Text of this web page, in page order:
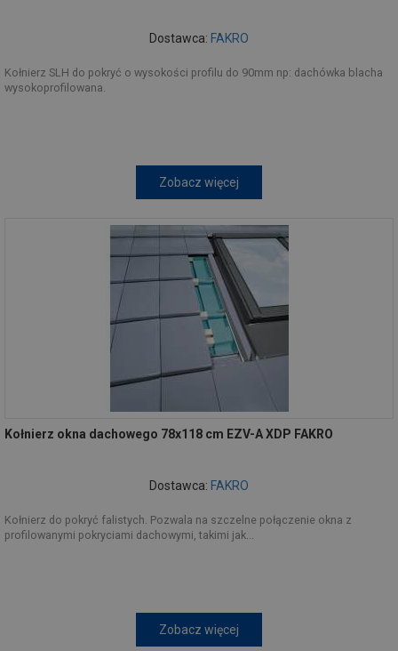
Dostawca: FAKRO
Kołnierz SLH do pokryć o wysokości profilu do 90mm np: dachówka blacha
wysokoprofilowana.
Zobacz więcej
Kołnierz okna dachowego 78x118 cm EZV-A XDP FAKRO
Dostawca: FAKRO
Kołnierz do pokryć falistych. Pozwala na szczelne połączenie okna z
profilowanymi pokryciami dachowymi, takimi jak...
Zobacz więcej